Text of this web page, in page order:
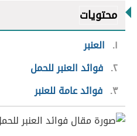
محتويات
١
العنبر
٢ فوائد العنبر للحمل
٣ فوائد عامة للعنبر